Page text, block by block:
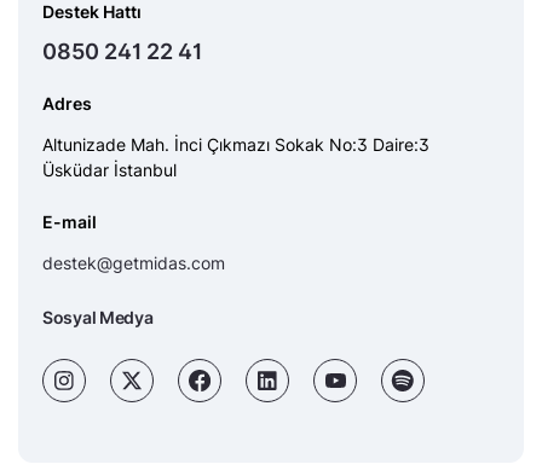
Destek Hattı
0850 241 22 41
Adres
Altunizade Mah. İnci Çıkmazı Sokak No:3 Daire:3
Üsküdar İstanbul
E-mail
destek@getmidas.com
Sosyal Medya